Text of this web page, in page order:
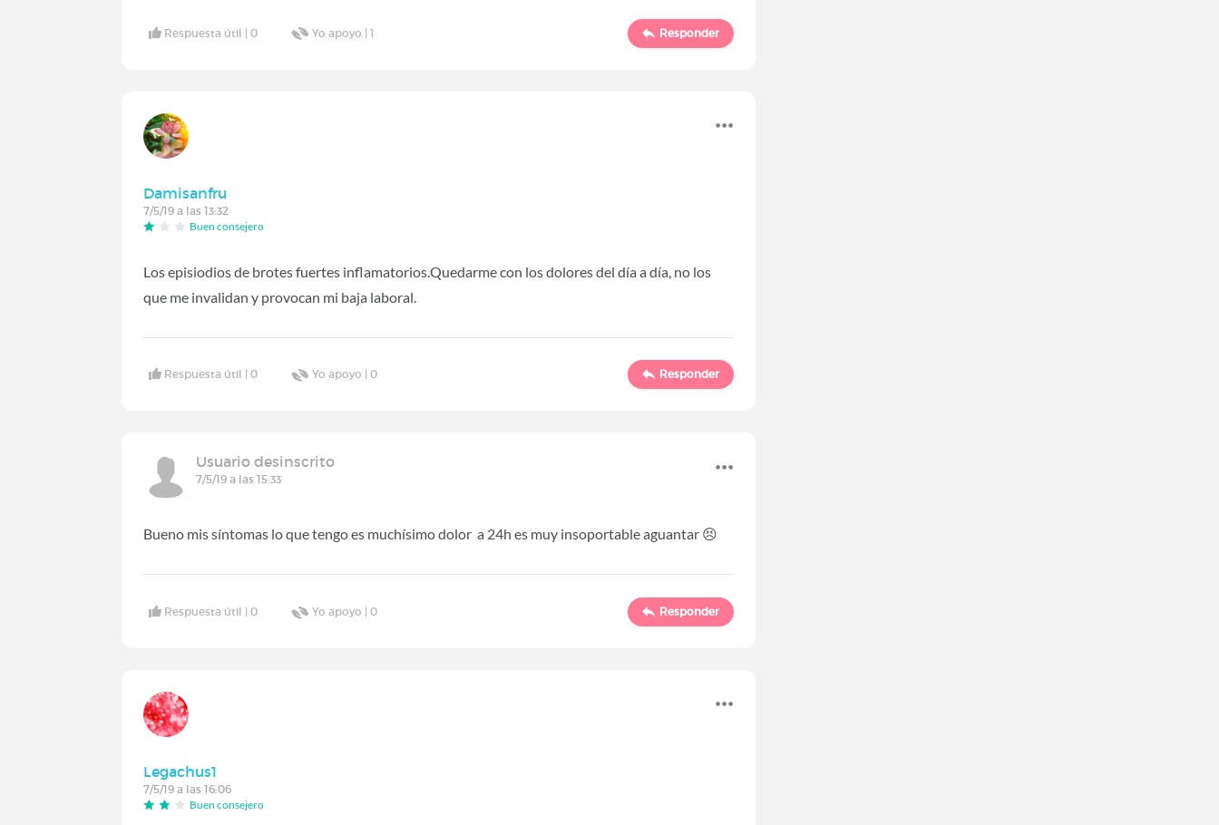
Respuesta útil |0 Yo apoyo |1 Responder
Damisanfru
7/5/19 a las 13:32
Buen consejero
Los episiodios de brotes fuertes inflamatorios.Quedarme con los dolores del día a día, no los
que me invalidan y provocan mi baja laboral.
Respuesta útil |0 Yo apoyo |0 Responder
Usuario desinscrito
7/5/19 a las 15:33
Bueno mis síntomas lo que tengo es muchísimo dolor a 24h es muy insoportable aguantar 😣
Respuesta útil |0 Yo apoyo |0 Responder
Legachus1
7/5/19 a las 16:06
Buen consejero